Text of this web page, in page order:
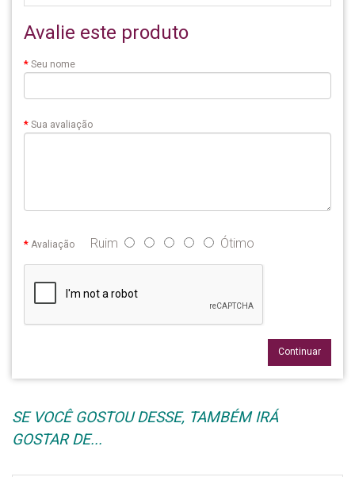
Avalie este produto
Seu nome
Sua avaliação
Avaliação Ruim Ótimo
Continuar
SE VOCÊ GOSTOU DESSE, TAMBÉM IRÁ
GOSTAR DE...